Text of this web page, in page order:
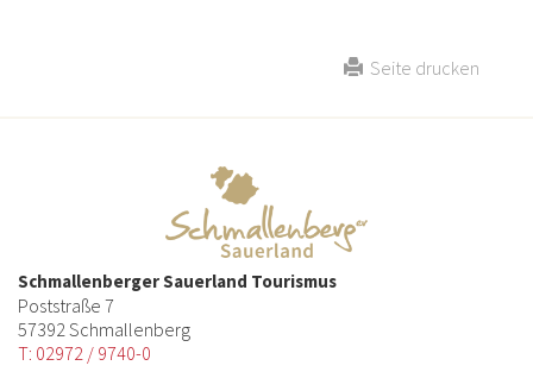
Seite drucken
Schmallenberger Sauerland Tourismus
Poststraße 7
57392 Schmallenberg
T: 02972 / 9740-0